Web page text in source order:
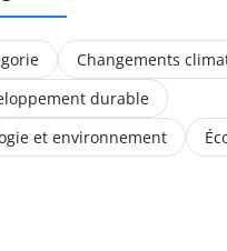
Changements
durable
et environnement